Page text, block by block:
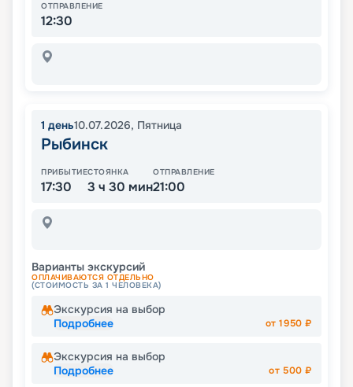
ОТПРАВЛЕНИЕ
12:30
1 день10.07.2026, Пятница
Рыбинск
ПРИБЫТИЕ
17:30
СТОЯНКА
3 ч 30 мин
ОТПРАВЛЕНИЕ
21:00
Варианты экскурсий
ОПЛАЧИВАЮТСЯ ОТДЕЛЬНО
(СТОИМОСТЬ ЗА 1 ЧЕЛОВЕКА)
Экскурсия на выбор
Подробнее
от1950 ₽
Экскурсия на выбор
Подробнее
от 500 ₽